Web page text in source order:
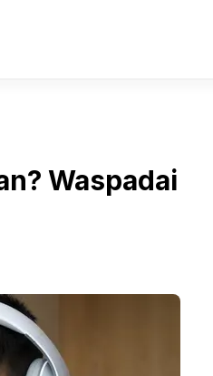
Waspadai